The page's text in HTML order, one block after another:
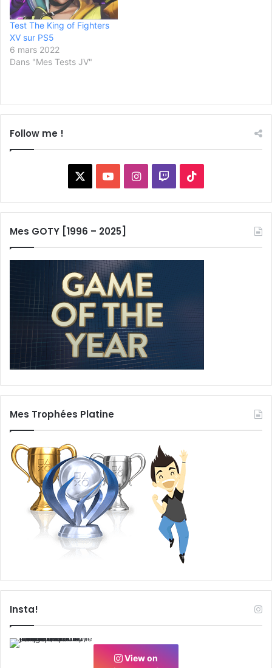
Test The King of Fighters
XV sur PS5
6 mars 2022
Dans "Mes Tests JV"
Follow me !
YouTubeInstagram
Twitch
Mes GOTY [1996 – 2025]
Mes Trophées Platine
Insta!
View on